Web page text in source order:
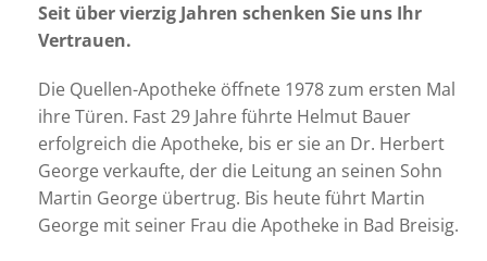
Seit über vierzig Jahren schenken Sie uns Ihr
Vertrauen.
Die Quellen-Apotheke öffnete 1978 zum ersten Mal
ihre Türen. Fast 29 Jahre führte Helmut Bauer
erfolgreich die Apotheke, bis er sie an Dr. Herbert
George verkaufte, der die Leitung an seinen Sohn
Martin George übertrug. Bis heute führt Martin
George mit seiner Frau die Apotheke in Bad Breisig.